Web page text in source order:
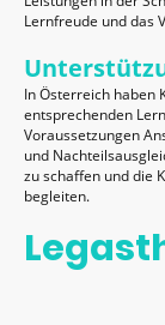
Lernfreude und das
In Österreich haben
entsprechenden
Voraussetzungen
und
zu schaffen und die
begleiten.